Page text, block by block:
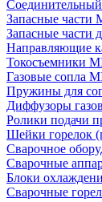
Соединительный
Запасные части
Запасные части
Направляющие
Токосъемники
Газовые сопла
Пружины для
Диффузоры
Ролики подачи
Шейки горелок
Сварочное
Сварочные
Блоки
Сварочные